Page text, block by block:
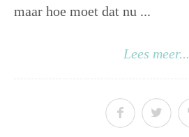
maar hoe moet dat nu ...
Lees meer...